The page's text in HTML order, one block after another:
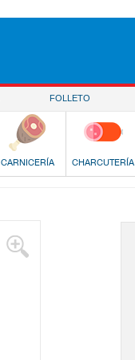
FOLLETO
CARNICERÍA CHARCUTERÍA